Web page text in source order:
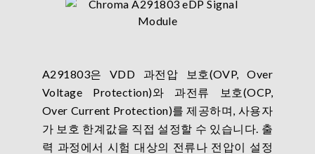
A291803은 VDD 과전압 보호(OVP, Over
Voltage Protection)와 과전류 보호(OCP,
Over Current Protection)를 제공하며, 사용자
가 보호 한계값을 직접 설정할 수 있습니다. 출
력 과정에서 시험 대상의 전류나 전압이 설정